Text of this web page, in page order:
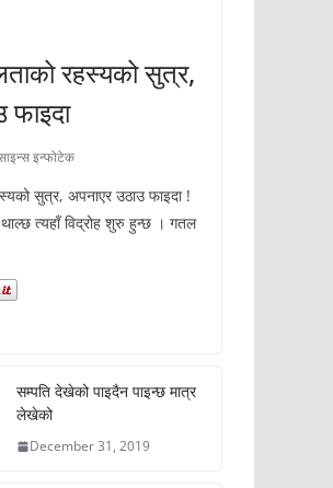
रहस्यको सुत्र,
फाइदा
इन्फोटेक
सुत्र, अपनाएर उठाउ फाइदा !
त्यहाँ विद्रोह शुरु हुन्छ । गतल
सम्पति देखेको पाइदैन पाइन्छ मात्र
लेखेको
December 31, 2019